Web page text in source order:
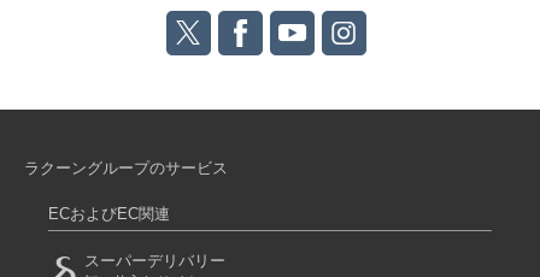
ラクーングループのサービス
ECおよびEC関連
スーパーデリバリー